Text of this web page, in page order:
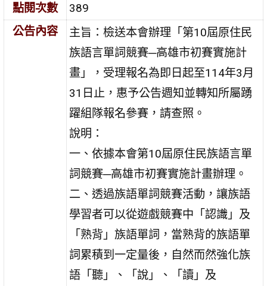
點閱次數
389
公告內容
主旨：檢送本會辦理「第10屆原住民
族語言單詞競賽─高雄市初賽實施計
畫」，受理報名為即日起至114年3月
31日止，惠予公告週知並轉知所屬踴
躍組隊報名參賽，請查照。
說明：
一、依據本會第10屆原住民族語言單
詞競賽─高雄市初賽實施計畫辦理。
二、透過族語單詞競賽活動，讓族語
學習者可以從遊戲競賽中「認識」及
「熟背」族語單詞，當熟背的族語單
詞累積到一定量後，自然而然強化族
語「聽」、「說」、「讀」及